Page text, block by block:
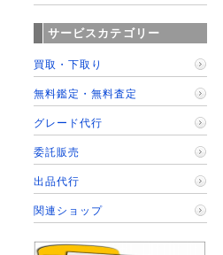
サービスカテゴリー
買取・下取り
無料鑑定・無料査定
グレード代行
委託販売
出品代行
関連ショップ